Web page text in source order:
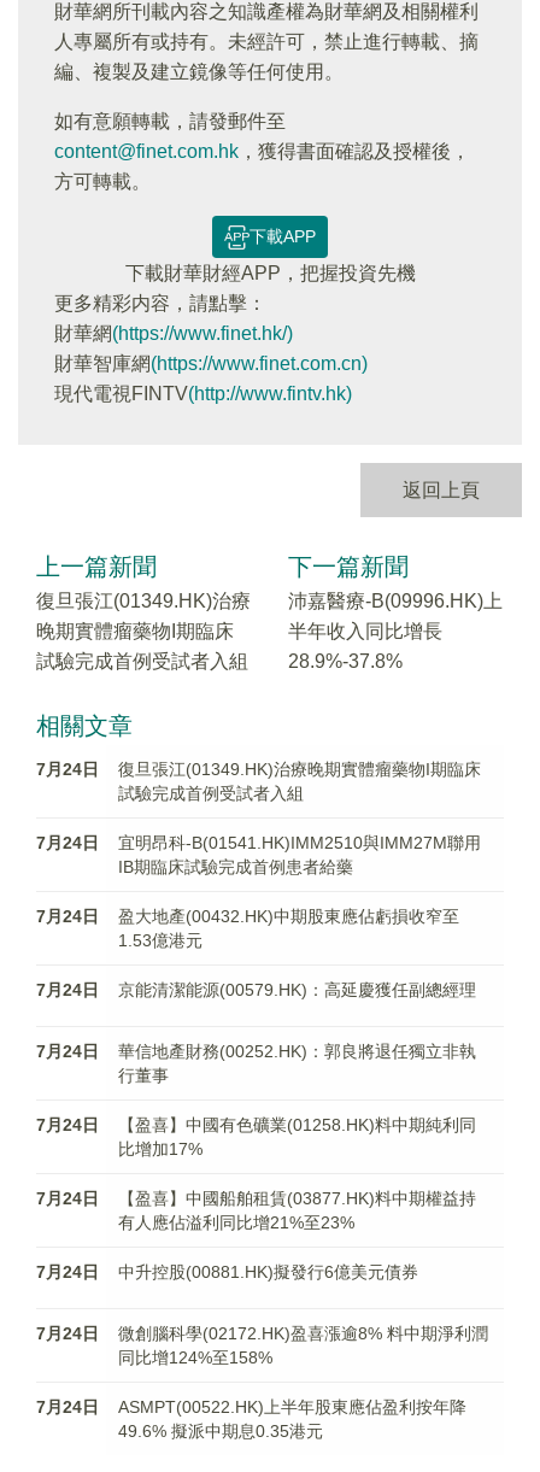
財華網所刊載內容之知識產權為財華網及相關權利
人專屬所有或持有。未經許可，禁止進行轉載、摘
編、複製及建立鏡像等任何使用。
如有意願轉載，請發郵件至
content@finet.com.hk ，獲得書面確認及授權後，
方可轉載。
下載APP
下載財華財經APP，把握投資先機
更多精彩内容，請點擊：
財華網(https://www.finet.hk/)
財華智庫網(https://www.finet.com.cn)
現代電視FINTV(http://www.fintv.hk)
返回上頁
上一篇新聞
復旦張江(01349.HK)治療
晚期實體瘤藥物I期臨床
試驗完成首例受試者入組
下一篇新聞
沛嘉醫療-B(09996.HK)上
半年收入同比增長
28.9%-37.8%
相關文章
7月24日
復旦張江(01349.HK)治療晚期實體瘤藥物I期臨床
試驗完成首例受試者入組
7月24日
宜明昂科-B(01541.HK)IMM2510與IMM27M聯用
IB期臨床試驗完成首例患者給藥
7月24日
盈大地產(00432.HK)中期股東應佔虧損收窄至
1.53億港元
7月24日 京能清潔能源(00579.HK)：高延慶獲任副總經理
7月24日
華信地產財務(00252.HK)：郭良將退任獨立非執
行董事
7月24日
【盈喜】中國有色礦業(01258.HK)料中期純利同
比增加17%
7月24日
【盈喜】中國船舶租賃(03877.HK)料中期權益持
有人應佔溢利同比增21%至23%
7月24日 中升控股(00881.HK)擬發行6億美元債券
7月24日
微創腦科學(02172.HK)盈喜漲逾8% 料中期淨利潤
同比增124%至158%
7月24日
ASMPT(00522.HK)上半年股東應佔盈利按年降
49.6% 擬派中期息0.35港元